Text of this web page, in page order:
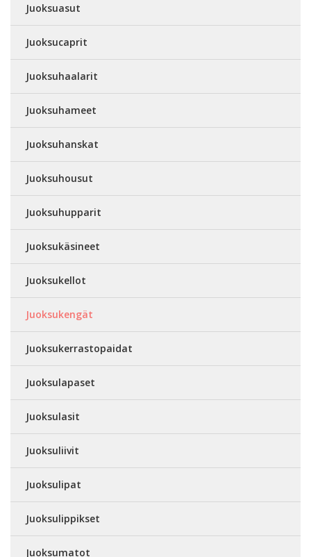
Juoksuasut
Juoksucaprit
Juoksuhaalarit
Juoksuhameet
Juoksuhanskat
Juoksuhousut
Juoksuhupparit
Juoksukäsineet
Juoksukellot
Juoksukengät
Juoksukerrastopaidat
Juoksulapaset
Juoksulasit
Juoksuliivit
Juoksulipat
Juoksulippikset
Juoksumatot